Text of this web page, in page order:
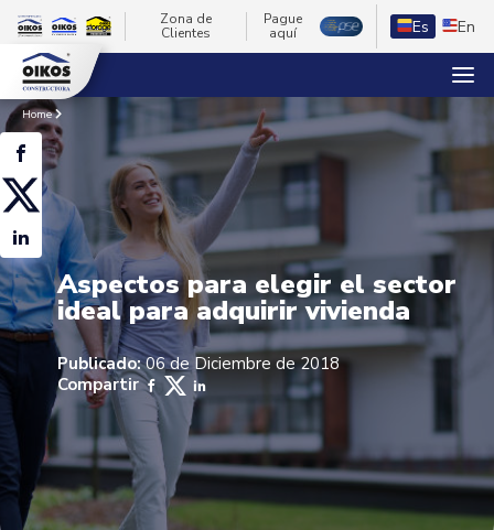
Zona de
Clientes
Pague
aquí
Es En
Home
Aspectos para elegir el sector
ideal para adquirir vivienda
Publicado:06 de Diciembre de 2018
Compartir